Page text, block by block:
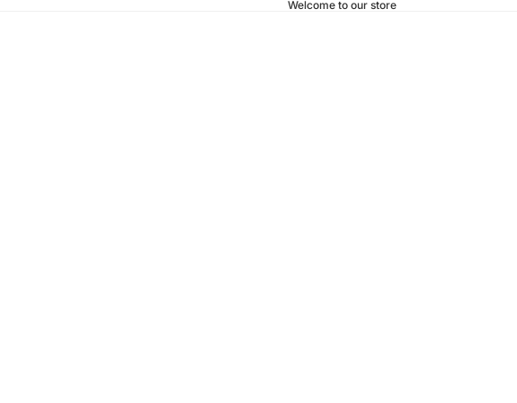
Welcome to our store